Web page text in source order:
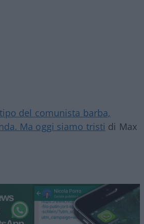
del comunista barba,
Ma oggi siamo tristi di Max